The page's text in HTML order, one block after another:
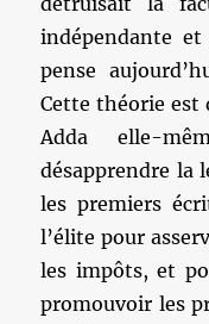
indépendante
pense
Cette théorie est
Adda elle-
désapprendre la
les premiers
l’élite pour
les impôts, et
promouvoir les